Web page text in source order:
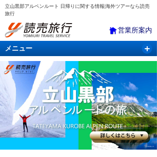
立山黒部アルペンルート 日帰りに関する情報|海外ツアーなら読売
旅行
営業所案内
メニュー
国内旅行 バスツアー 海外旅行 クルーズ
航空・ＪＲ＋宿泊 航空券＆ホテル